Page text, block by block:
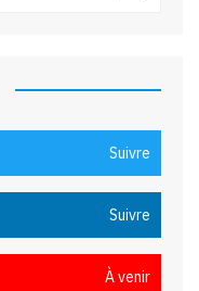
Suivre
Suivre
À venir